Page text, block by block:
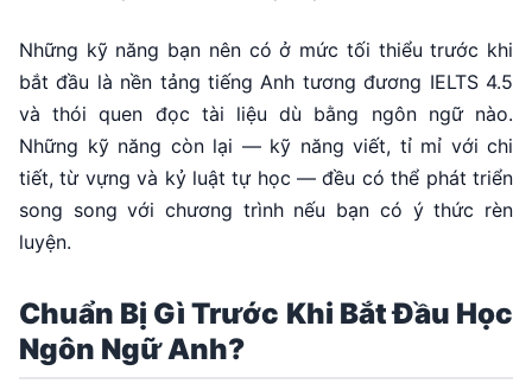
Những kỹ năng bạn nên có ở mức tối thiểu trước khi
bắt đầu là nền tảng tiếng Anh tương đương IELTS 4.5
và thói quen đọc tài liệu dù bằng ngôn ngữ nào.
Những kỹ năng còn lại — kỹ năng viết, tỉ mỉ với chi
tiết, từ vựng và kỷ luật tự học — đều có thể phát triển
song song với chương trình nếu bạn có ý thức rèn
luyện.
Chuẩn Bị Gì Trước Khi Bắt Đầu Học
Ngôn Ngữ Anh?